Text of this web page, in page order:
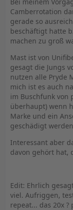
Camberrotation
gerade so
beschäftigt hatte
machen zu groß
Mast ist von
gesagt die Jungs
nutzen alle Pryde
mich ist es auch
im Buschfunk von
überhaupt) wenn
Marke und ein
geschädigt
Interessant aber
davon gehört hat,
Edit: Ehrlich
viel. Aufriggen,
repeat... das 20x